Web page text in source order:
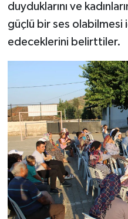
duyduklarını ve
güçlü bir ses olabilmesi
edeceklerini belirttiler.